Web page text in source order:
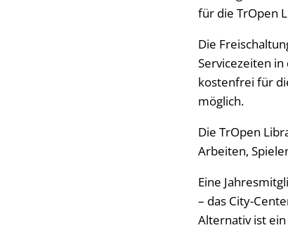
für die TrOpen
Die
Servicezeiten
kostenfrei für
möglich.
Die TrOpen
Arbeiten,
Eine
– das City-
Alternativ ist